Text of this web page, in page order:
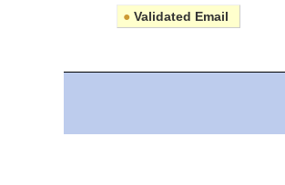
● Validated Email